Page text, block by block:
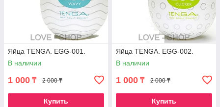
Яйца TENGA. EGG-001.
В наличии
1 000 ₸ 2 000 ₸
Купить
Яйца TENGA. EGG-002.
В наличии
1 000 ₸ 2 000 ₸
Купить